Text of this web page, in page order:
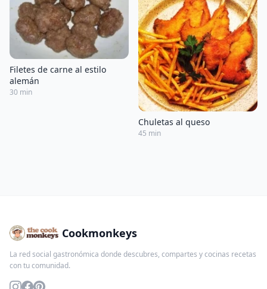
Filetes de carne al estilo
alemán
30 min
Chuletas al queso
45 min
Cookmonkeys
La red social gastronómica donde descubres, compartes y cocinas recetas
con tu comunidad.